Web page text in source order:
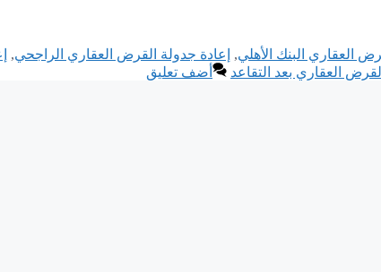
العقاري البنك الأهلي, إعادة جدولة القرض العقاري الراجحي,
العقاري بعد التقاعد
أضف تعليق